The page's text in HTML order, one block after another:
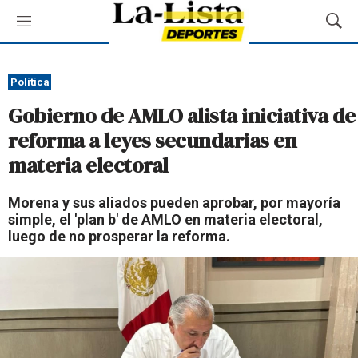
M
e
ú
M
o
a
r
q
u
Política
Gobierno de AMLO alista iniciativa de
reforma a leyes secundarias en
materia electoral
Morena y sus aliados pueden aprobar, por mayoría
simple, el 'plan b' de AMLO en materia electoral,
luego de no prosperar la reforma.